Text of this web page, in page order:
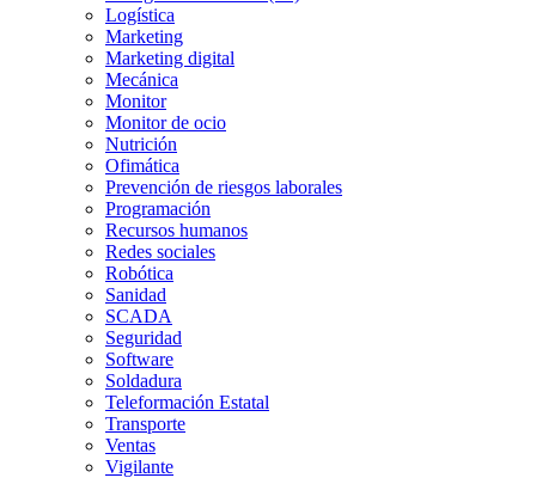
Logística
Marketing
Marketing digital
Mecánica
Monitor
Monitor de ocio
Nutrición
Ofimática
Prevención de riesgos laborales
Programación
Recursos humanos
Redes sociales
Robótica
Sanidad
SCADA
Seguridad
Software
Soldadura
Teleformación Estatal
Transporte
Ventas
Vigilante